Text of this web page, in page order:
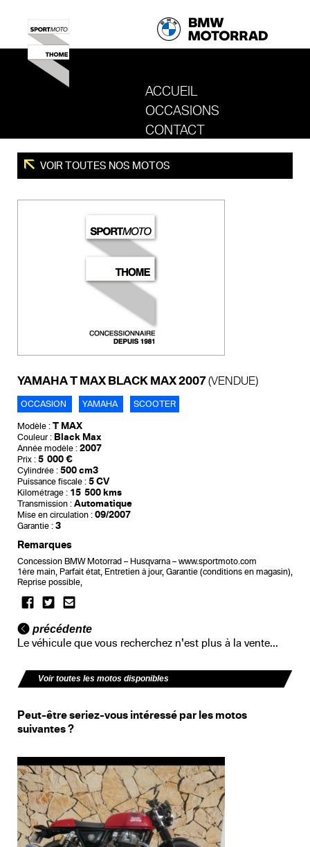
ACCUEIL
REVENIR AU SITE DE SPORT MOTO
OCCASIONS
CONTACT
VOIR TOUTES NOS MOTOS
YAMAHA T MAX BLACK MAX 2007(VENDUE)
OCCASION YAMAHA SCOOTER
Modèle : T MAX
Couleur : Black Max
Année modèle : 2007
Prix : 5 000 €
Cylindrée : 500 cm3
Puissance fiscale : 5 CV
Kilométrage : 15 500 kms
Transmission : Automatique
Mise en circulation : 09/2007
Garantie : 3
Remarques
Concession BMW Motorrad – Husqvarna – www.sportmoto.com
1ère main, Parfait état, Entretien à jour, Garantie (conditions en magasin),
Reprise possible,
précédente
Le véhicule que vous recherchez n'est plus à la vente...
Voir toutes les motos disponibles
Peut-être seriez-vous intéressé par les motos
suivantes ?